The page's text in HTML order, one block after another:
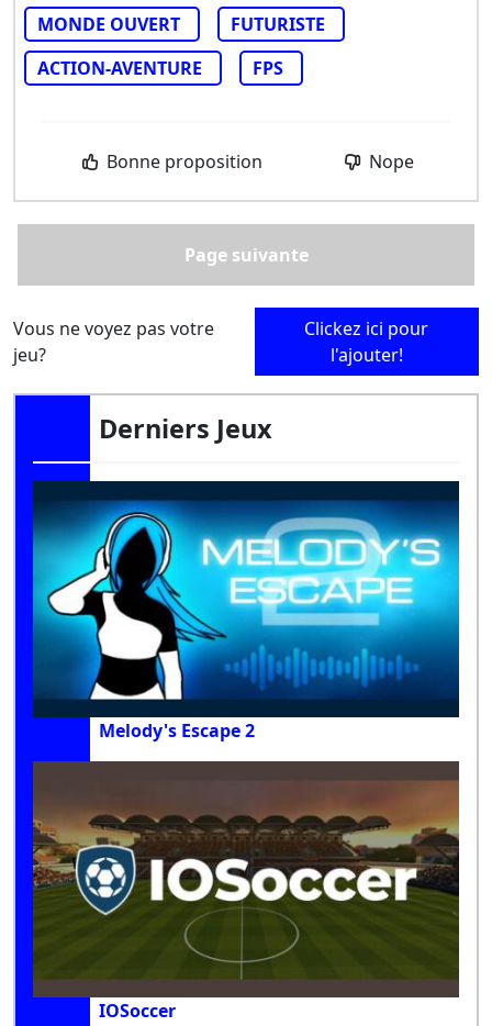
MONDE OUVERT
FUTURISTE
ACTION-AVENTURE
FPS
Bonne proposition Nope
Page suivante
Vous ne voyez pas votre
jeu?
Clickez ici pour
l'ajouter!
Derniers Jeux
Melody's Escape 2
IOSoccer